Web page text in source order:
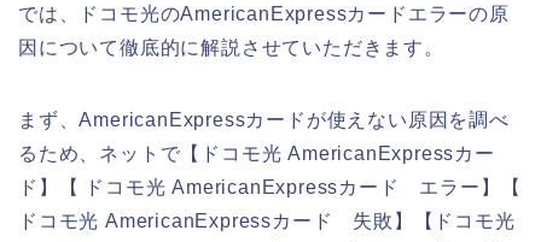
では、ドコモ光のAmericanExpressカードエラーの原
因について徹底的に解説させていただきます。
まず、AmericanExpressカードが使えない原因を調べ
るため、ネットで【ドコモ光 AmericanExpressカー
ド】【 ドコモ光 AmericanExpressカード エラー】【
ドコモ光 AmericanExpressカード 失敗】【ドコモ光